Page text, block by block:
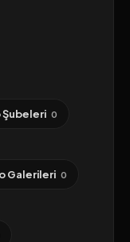
Şubeleri 0
Galerileri 0